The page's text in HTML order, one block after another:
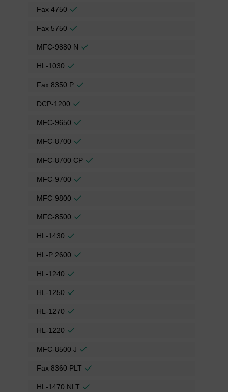
Fax 4750
Fax 5750
MFC-9880 N
HL-1030
Fax 8350 P
DCP-1200
MFC-9650
MFC-8700
MFC-8700 CP
MFC-9700
MFC-9800
MFC-8500
HL-1430
HL-P 2600
HL-1240
HL-1250
HL-1270
HL-1220
MFC-8500 J
Fax 8360 PLT
HL-1470 NLT